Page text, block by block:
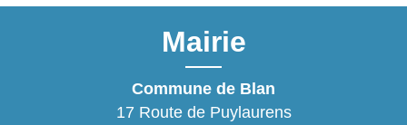
Mairie
Commune de Blan
17 Route de Puylaurens